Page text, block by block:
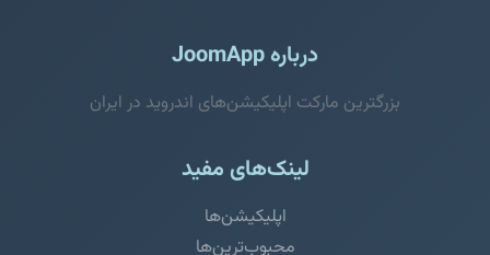
درباره JoomApp
بزرگترین مارکت اپلیکیشن‌های اندروید در ایران
لینک‌های مفید
اپلیکیشن‌ها
محبوب‌ترین‌ها